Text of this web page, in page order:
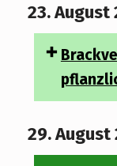
23. August
29. August